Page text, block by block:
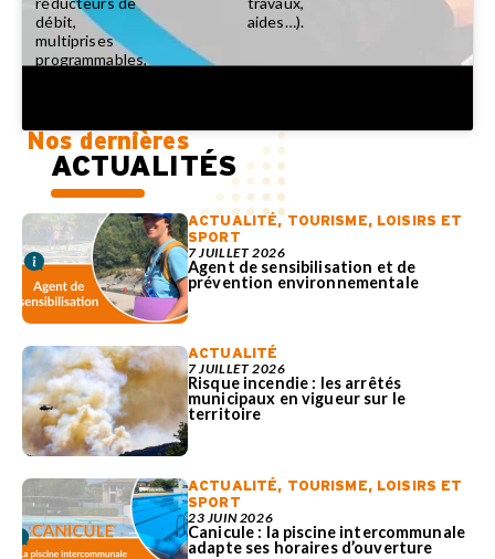
débit,
multiprises
programmables,
aides…).
Nos dernières
ACTUALITÉS
ACTUALITÉ, TOURISME, LOISIRS ET
SPORT
7 JUILLET 2026
Agent de sensibilisation et de
prévention environnementale
ACTUALITÉ
7 JUILLET 2026
Risque incendie : les arrêtés
municipaux en vigueur sur le
territoire
ACTUALITÉ, TOURISME, LOISIRS ET
SPORT
23 JUIN 2026
Canicule : la piscine intercommunale
adapte ses horaires d’ouverture